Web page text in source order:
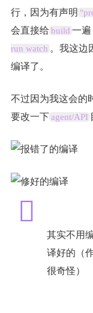
行，因为有声明
会直接给build 一遍
run watch 。我这边
编译了。
不过因为我这会的
要改一下agent/API
其实不用
译好的（
很奇怪）